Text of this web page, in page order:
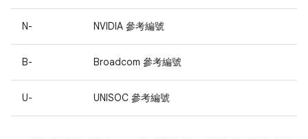
N- NVIDIA 參考編號
B- Broadcom 參考編號
U- UNISOC 參考編號